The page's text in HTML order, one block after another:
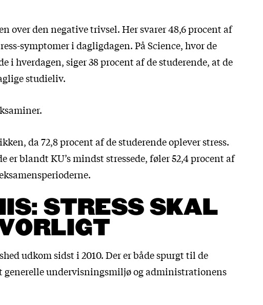
over den negative trivsel. Her svarer 48,6 procent af
symptomer i dagligdagen. På Science, hvor de
i hverdagen, siger 38 procent af de studerende, at de
studieliv.
da 72,8 procent af de studerende oplever stress.
er blandt KU’s mindst stressede, føler 52,4 procent af
STRESS SKAL
udkom sidst i 2010. Der er både spurgt til de
generelle undervisningsmiljø og administrationens